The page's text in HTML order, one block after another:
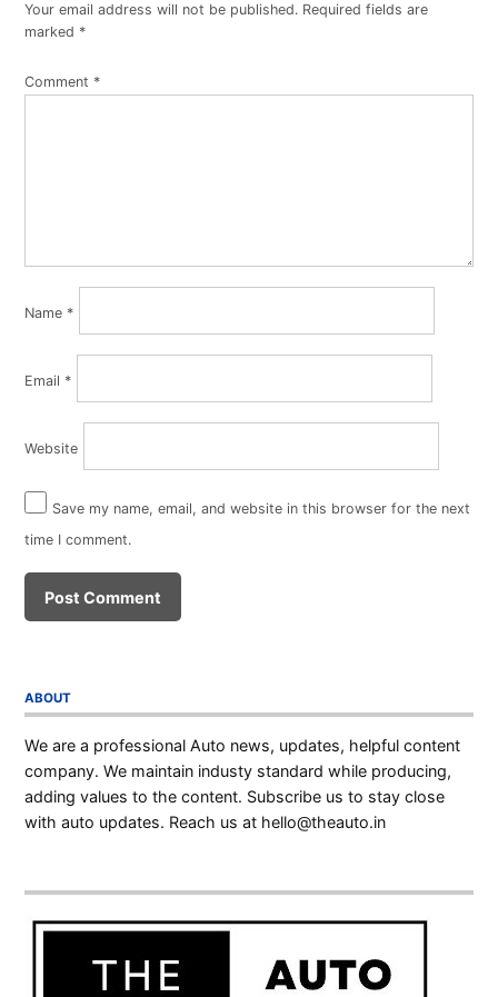
Your email address will not be published. Required fields are
marked *
Comment *
Name *
Email *
Website
Save my name, email, and website in this browser for the next
time I comment.
ABOUT
We are a professional Auto news, updates, helpful content
company. We maintain industy standard while producing,
adding values to the content. Subscribe us to stay close
with auto updates. Reach us at hello@theauto.in